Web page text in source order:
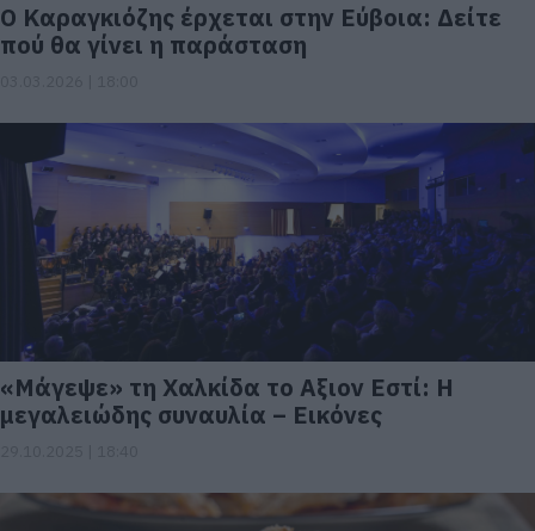
Ο Καραγκιόζης έρχεται στην Εύβοια: Δείτε
πού θα γίνει η παράσταση
«Μάγεψε» τη Χαλκίδα το Αξιον Εστί: Η
μεγαλειώδης συναυλία – Εικόνες